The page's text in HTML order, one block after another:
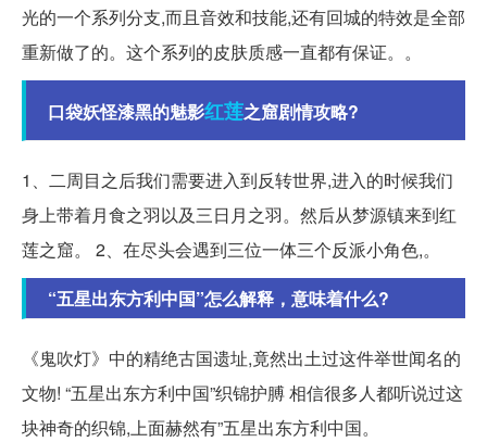
光的一个系列分支,而且音效和技能,还有回城的特效是全部
重新做了的。这个系列的皮肤质感一直都有保证。。
口袋妖怪漆黑的魅影红莲之窟剧情攻略?
1、二周目之后我们需要进入到反转世界,进入的时候我们
身上带着月食之羽以及三日月之羽。然后从梦源镇来到红
莲之窟。 2、在尽头会遇到三位一体三个反派小角色,。
“五星出东方利中国”怎么解释，意味着什么?
《鬼吹灯》中的精绝古国遗址,竟然出土过这件举世闻名的
文物! “五星出东方利中国”织锦护膊 相信很多人都听说过这
块神奇的织锦,上面赫然有”五星出东方利中国。